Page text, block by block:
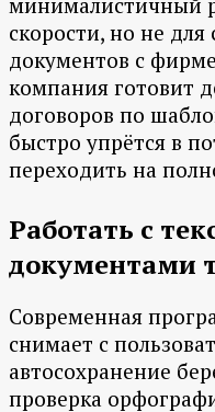
скорости, но не
документов с
компания готовит
договоров по
быстро упрётся в
переходить на
Работать с
документами
Современная
снимает с
автосохранение
проверка